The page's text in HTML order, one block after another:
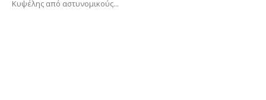
Κυψέλης από αστυνομικούς...